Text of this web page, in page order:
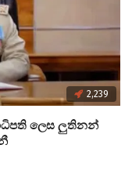
2,239
ලෙස ලුතිනන්